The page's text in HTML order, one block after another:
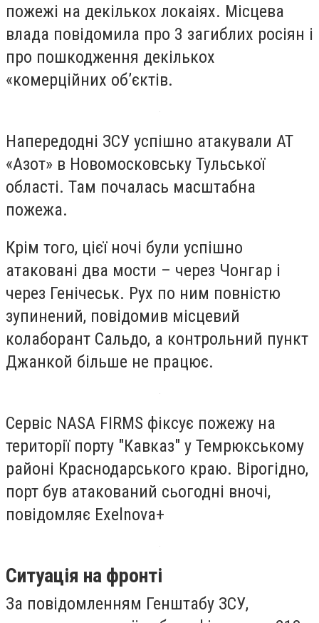
пожежі на декількох локаіях. Місцева
влада повідомила про 3 загиблих росіян і
про пошкодження декількох
«комерційних об’єктів.
Напередодні ЗСУ успішно атакували АТ
«Азот» в Новомосковську Тульської
області. Там почалась масштабна
пожежа.
Крім того, цієї ночі були успішно
атаковані два мости – через Чонгар і
через Генічеськ. Рух по ним повністю
зупинений, повідомив місцевий
колаборант Сальдо, а контрольний пункт
Джанкой більше не працює.
Сервіс NASA FIRMS фіксує пожежу на
території порту "Кавказ" у Темрюкському
районі Краснодарського краю. Вірогідно,
порт був атакований сьогодні вночі,
повідомляє Exelnova+
Ситуація на фронті
За повідомленням Генштабу ЗСУ,